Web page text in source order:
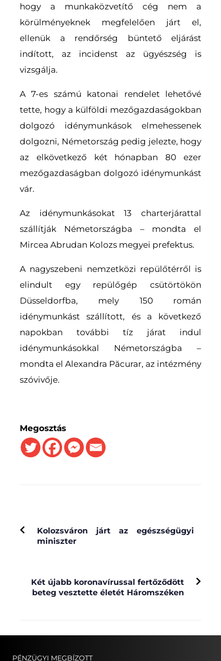
hogy a munkaközvetítő cég nem a
körülményeknek megfelelően járt el,
ellenük a rendőrség büntető eljárást
indított, az incidenst az ügyészség is
vizsgálja.
A 7-es számú katonai rendelet lehetővé
tette, hogy a külföldi mezőgazdaságokban
dolgozó idénymunkások elmehessenek
dolgozni, Németország pedig jelezte, hogy
az elkövetkező két hónapban 80 ezer
mezőgazdaságban dolgozó idénymunkást
vár.
Az idénymunkásokat 13 charterjárattal
szállítják Németországba – mondta el
Mircea Abrudan Kolozs megyei prefektus.
A nagyszebeni nemzetközi repülőtérről is
elindult egy repülőgép csütörtökön
Düsseldorfba, mely 150 román
idénymunkást szállított, és a következő
napokban további tíz járat indul
idénymunkásokkal Németországba –
mondta el Alexandra Păcurar, az intézmény
szóvivője.
Megosztás
Kolozsváron járt az egészségügyi
miniszter
Két újabb koronavírussal fertőződött
beteg vesztette életét Háromszéken
PÉNZÜGYI MEGBÍZOTT